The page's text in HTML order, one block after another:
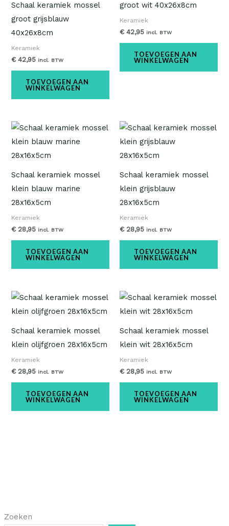
Zoeken
Schaal keramiek mossel
groot grijsblauw
40x26x8cm
Keramiek
€42,95 incl. BTW
TOEVOEGEN AAN
WINKELWAGEN
groot wit 40x26x8cm
Keramiek
€42,95 incl. BTW
TOEVOEGEN AAN
WINKELWAGEN
Schaal keramiek mossel
klein blauw marine
28x16x5cm
Keramiek
€28,95 incl. BTW
TOEVOEGEN AAN
WINKELWAGEN
Schaal keramiek mossel
klein grijsblauw
28x16x5cm
Keramiek
€28,95 incl. BTW
TOEVOEGEN AAN
WINKELWAGEN
Schaal keramiek mossel
klein olijfgroen 28x16x5cm
Keramiek
€28,95 incl. BTW
TOEVOEGEN AAN
WINKELWAGEN
Schaal keramiek mossel
klein wit 28x16x5cm
Keramiek
€28,95 incl. BTW
TOEVOEGEN AAN
WINKELWAGEN